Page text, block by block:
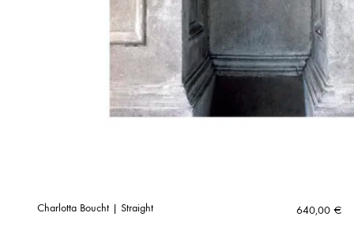
Charlotta Boucht | Straight 640,00 €